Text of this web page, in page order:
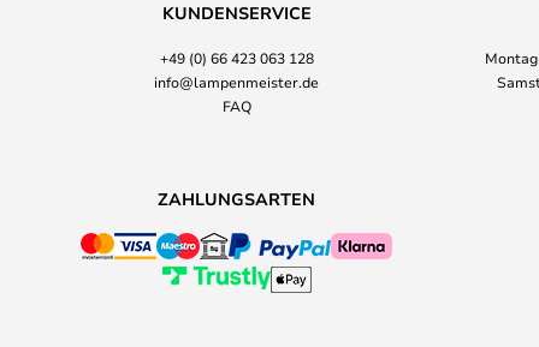
KUNDENSERVICE
+49 (0) 66 423 063 128
info@lampenmeister.de
FAQ
ZAHLUNGSARTEN